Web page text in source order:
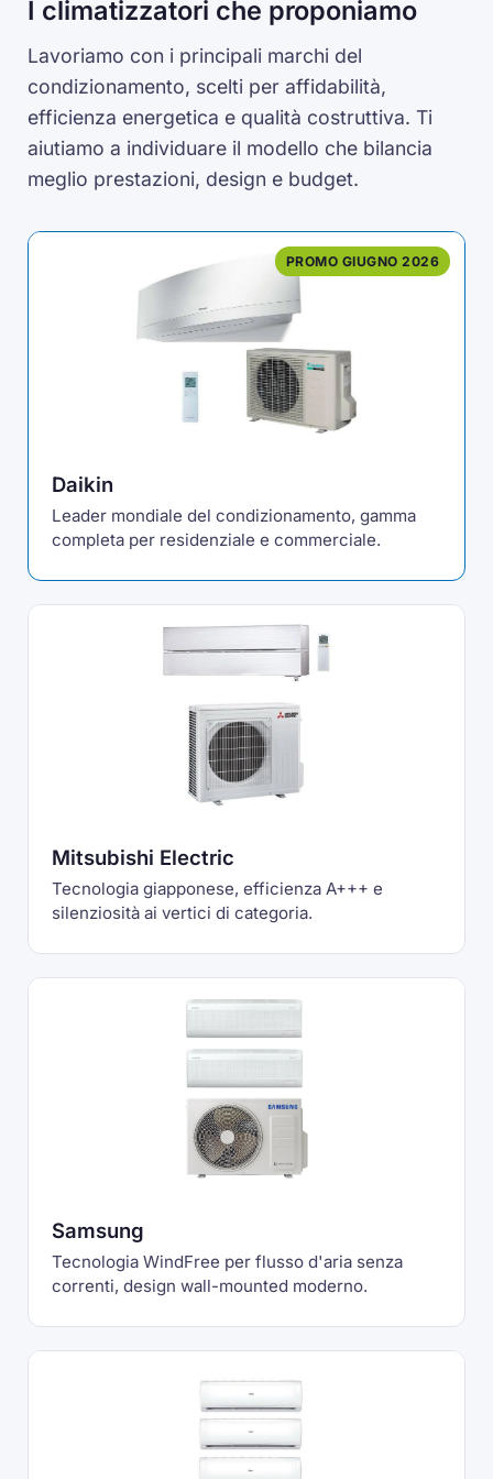
I climatizzatori che proponiamo
Lavoriamo con i principali marchi del
condizionamento, scelti per affidabilità,
efficienza energetica e qualità costruttiva. Ti
aiutiamo a individuare il modello che bilancia
meglio prestazioni, design e budget.
PROMO GIUGNO 2026
Daikin
Leader mondiale del condizionamento, gamma
completa per residenziale e commerciale.
Mitsubishi Electric
Tecnologia giapponese, efficienza A+++ e
silenziosità ai vertici di categoria.
Samsung
Tecnologia WindFree per flusso d'aria senza
correnti, design wall-mounted moderno.